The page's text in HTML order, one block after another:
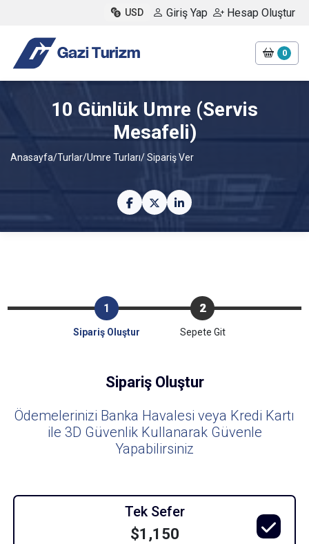
USD Giriş Yap Hesap Oluştur
0
10 Günlük Umre (Servis
Mesafeli)
Anasayfa/Turlar/Umre Turları/ Sipariş Ver
1
Sipariş Oluştur
2
Sepete Git
Sipariş Oluştur
Ödemelerinizi Banka Havalesi veya Kredi Kartı
ile 3D Güvenlik Kullanarak Güvenle
Yapabilirsiniz
Tek Sefer
$1,150